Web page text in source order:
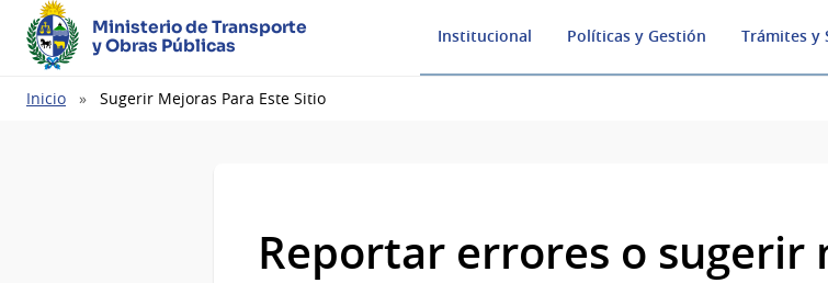
Ministerio de Transporte
y Obras Públicas
Institucional Políticas y Gestión Trámites y
Ruta
Inicio Sugerir Mejoras Para Este Sitio
Reportar errores o sugerir